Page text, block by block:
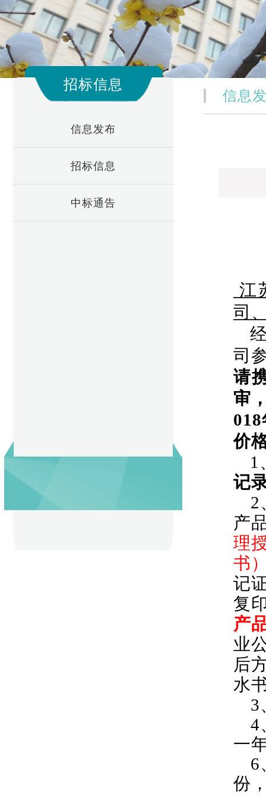
招标信息
信息发布
招标信息
中标通告
信息
江
司
司
请
审
018
价
1
记
2
产
理
书
记
复
产
业
后
水
3
4
一
6
份